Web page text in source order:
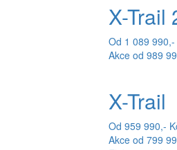
X-Trail
Od 1 089 990,-
Akce od 989
X-Trail
Od 959 990,-
Akce od 799